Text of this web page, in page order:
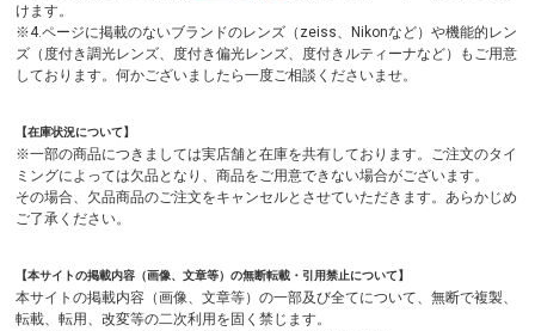
けます。
※4.ページに掲載のないブランドのレンズ（zeiss、Nikonなど）や機能的レン
ズ（度付き調光レンズ、度付き偏光レンズ、度付きルティーナなど）もご用意
しております。何かございましたら一度ご相談くださいませ。
【在庫状況について】
※一部の商品につきましては実店舗と在庫を共有しております。ご注文のタイ
ミングによっては欠品となり、商品をご用意できない場合がございます。
その場合、欠品商品のご注文をキャンセルとさせていただきます。あらかじめ
ご了承ください。
【本サイトの掲載内容（画像、文章等）の無断転載・引用禁止について】
本サイトの掲載内容（画像、文章等）の一部及び全てについて、無断で複製、
転載、転用、改変等の二次利用を固く禁じます。